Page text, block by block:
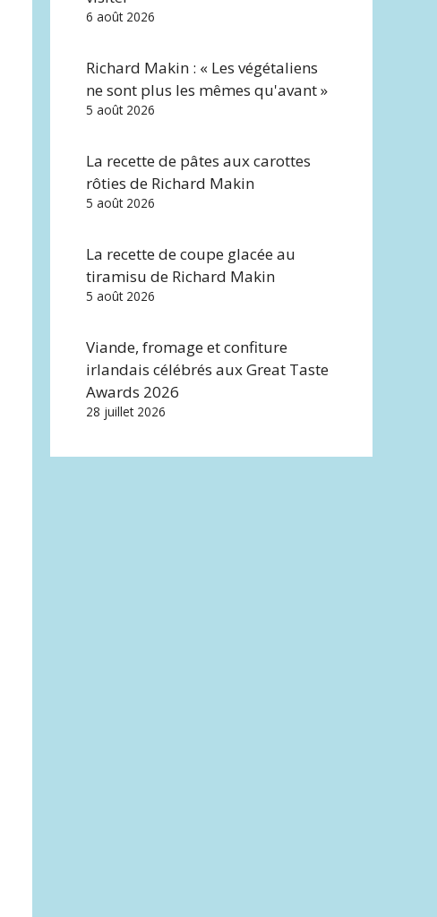
6 août 2026
Richard Makin : « Les végétaliens
ne sont plus les mêmes qu'avant »
5 août 2026
La recette de pâtes aux carottes
rôties de Richard Makin
5 août 2026
La recette de coupe glacée au
tiramisu de Richard Makin
5 août 2026
Viande, fromage et confiture
irlandais célébrés aux Great Taste
Awards 2026
28 juillet 2026